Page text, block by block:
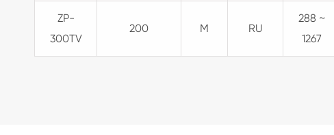
ZP-
300TV
200 M RU
288 ~
1267